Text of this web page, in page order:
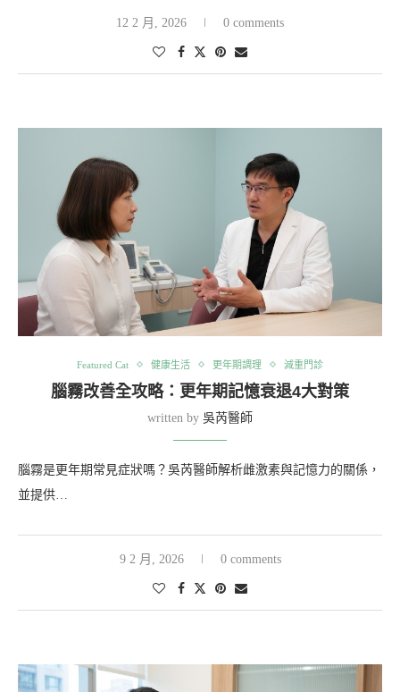
12 2 月, 2026 0 comments
Featured Cat 健康生活 更年期調理 減重門診
腦霧改善全攻略：更年期記憶衰退4大對策
written by 吳芮醫師
腦霧是更年期常見症狀嗎？吳芮醫師解析雌激素與記憶力的關係，
並提供…
9 2 月, 2026 0 comments